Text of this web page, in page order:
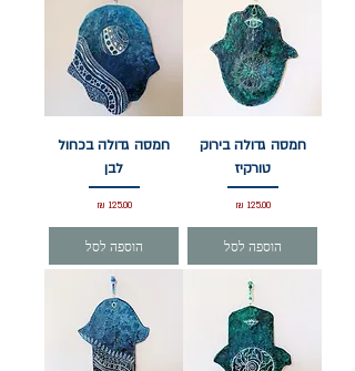
חמסה גדולה בירוק
טורקיז
מחיר‏125.00 ‏₪
הוספה לסל
חמסה גדולה בכחול
לבן
מחיר‏125.00 ‏₪
הוספה לסל